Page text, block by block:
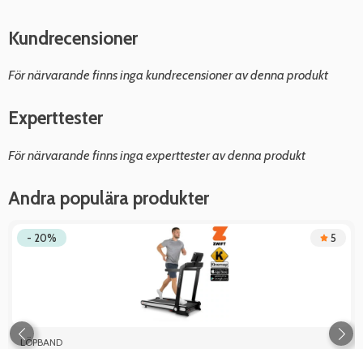
Kundrecensioner
För närvarande finns inga kundrecensioner av denna produkt
Experttester
För närvarande finns inga experttester av denna produkt
Andra populära produkter
- 20% 5
LÖPBAND